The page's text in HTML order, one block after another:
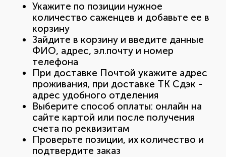
Укажите по позиции нужное
количество саженцев и добавьте ее в
корзину
Зайдите в корзину и введите данные
ФИО, адрес, эл.почту и номер
телефона
При доставке Почтой укажите адрес
проживания, при доставке ТК Сдэк -
адрес удобного отделения
Выберите способ оплаты: онлайн на
сайте картой или после получения
счета по реквизитам
Проверьте позиции, их количество и
подтвердите заказ